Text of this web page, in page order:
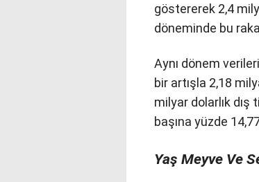
göstererek 2,4
döneminde bu
Aynı dönem
bir artışla 2,18
milyar dolarlık
başına yüzde
Yaş Meyve Ve